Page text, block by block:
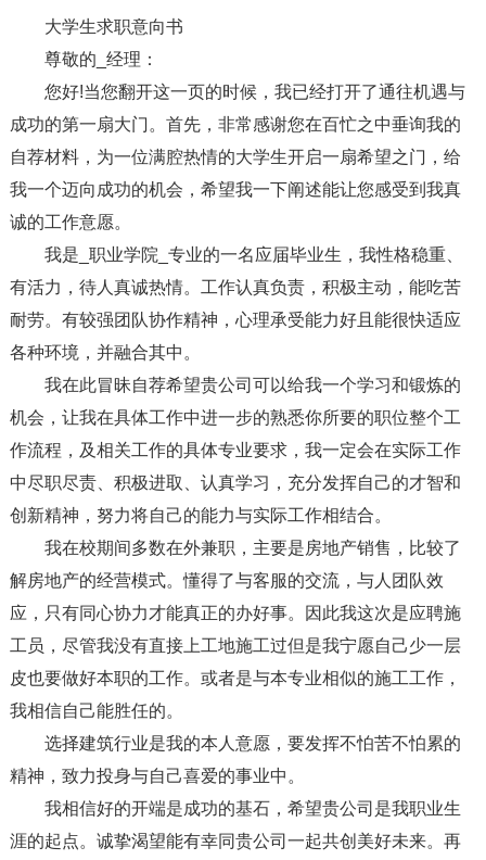
大学生求职意向书
尊敬的_经理：
您好!当您翻开这一页的时候，我已经打开了通往机遇与
成功的第一扇大门。首先，非常感谢您在百忙之中垂询我的
自荐材料，为一位满腔热情的大学生开启一扇希望之门，给
我一个迈向成功的机会，希望我一下阐述能让您感受到我真
诚的工作意愿。
我是_职业学院_专业的一名应届毕业生，我性格稳重、
有活力，待人真诚热情。工作认真负责，积极主动，能吃苦
耐劳。有较强团队协作精神，心理承受能力好且能很快适应
各种环境，并融合其中。
我在此冒昧自荐希望贵公司可以给我一个学习和锻炼的
机会，让我在具体工作中进一步的熟悉你所要的职位整个工
作流程，及相关工作的具体专业要求，我一定会在实际工作
中尽职尽责、积极进取、认真学习，充分发挥自己的才智和
创新精神，努力将自己的能力与实际工作相结合。
我在校期间多数在外兼职，主要是房地产销售，比较了
解房地产的经营模式。懂得了与客服的交流，与人团队效
应，只有同心协力才能真正的办好事。因此我这次是应聘施
工员，尽管我没有直接上工地施工过但是我宁愿自己少一层
皮也要做好本职的工作。或者是与本专业相似的施工工作，
我相信自己能胜任的。
选择建筑行业是我的本人意愿，要发挥不怕苦不怕累的
精神，致力投身与自己喜爱的事业中。
我相信好的开端是成功的基石，希望贵公司是我职业生
涯的起点。诚挚渴望能有幸同贵公司一起共创美好未来。再